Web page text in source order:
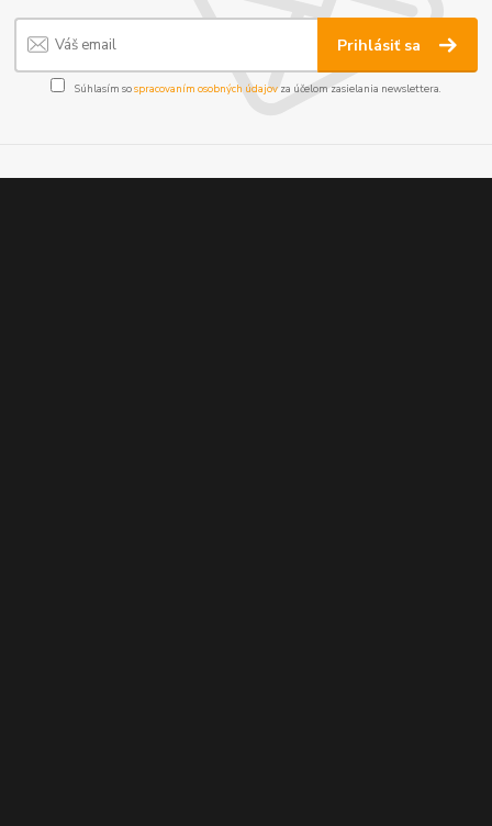
Prihlásiť sa
Súhlasím sospracovaním osobných údajov za účelom zasielania newslettera.